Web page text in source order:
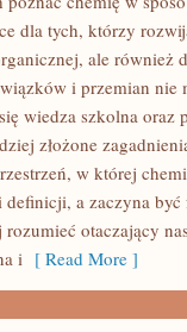
dla tych, którzy
ale również
i przemian nie
wiedza szkolna oraz
złożone
w której
a zaczyna być
rozumieć otaczający
i [ Read More ]